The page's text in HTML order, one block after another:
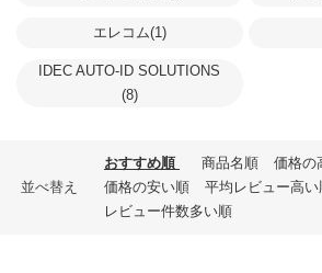
エレコム(1)
IDEC AUTO-ID SOLUTIONS
(8)
並べ替え
おすすめ順 商品名順
価格の
価格の安い順
平均レビュー高い
レビュー件数多い順